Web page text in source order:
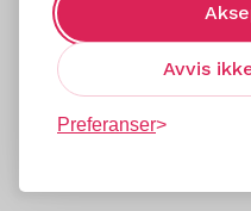
Avvis
Preferanser